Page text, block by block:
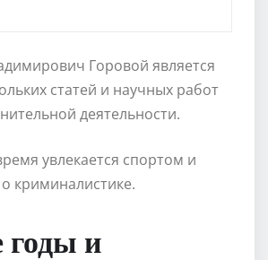
Горовой является
статей и научных работ
деятельности.
увлекается спортом и
криминалистике.
годы и